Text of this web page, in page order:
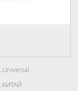
Universal
КИТАЙ